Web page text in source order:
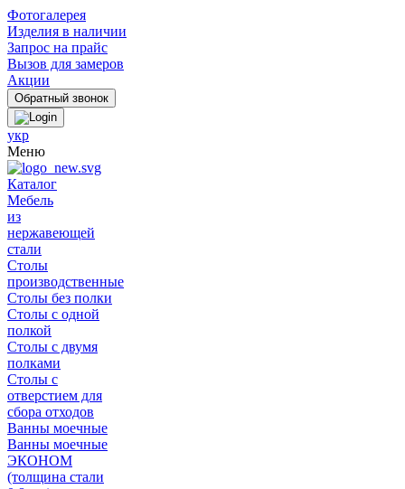
Фотогалерея
Изделия в наличии
Запрос на прайс
Вызов для замеров
Акции
укр
Меню
Каталог
Мебель
из
нержавеющей
стали
Столы
производственные
Столы без полки
Столы с одной
полкой
Столы с двумя
полками
Столы с
отверстием для
сбора отходов
Ванны моечные
Ванны моечные
ЭКОНОМ
(толщина стали